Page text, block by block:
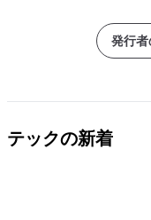
発行
テックの新着